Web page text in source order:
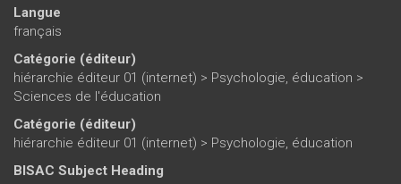
Langue
français
Catégorie (éditeur)
hiérarchie éditeur 01 (internet) > Psychologie, éducation >
Sciences de l'éducation
Catégorie (éditeur)
hiérarchie éditeur 01 (internet) > Psychologie, éducation
BISAC Subject Heading